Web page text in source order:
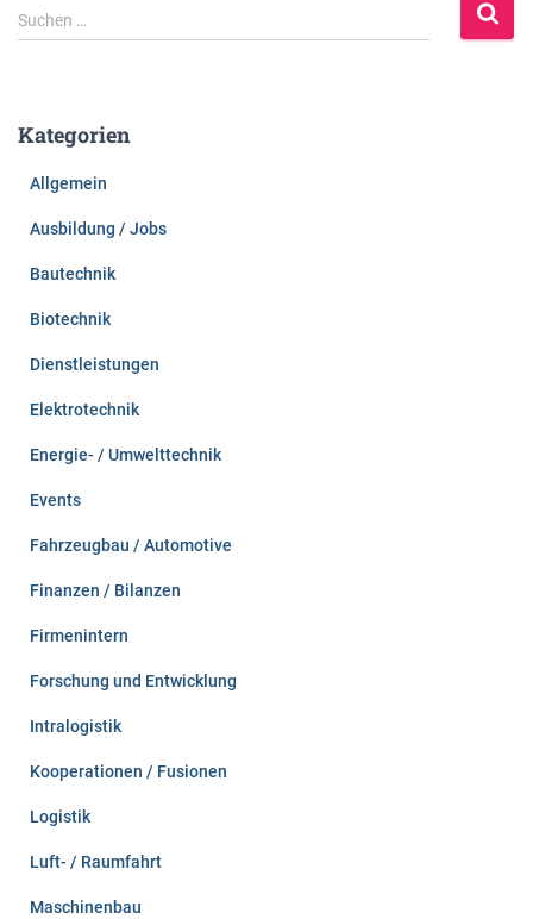
S
u
n
Suchen …
Kategorien
Allgemein
Ausbildung / Jobs
Bautechnik
Biotechnik
Dienstleistungen
Elektrotechnik
Energie- / Umwelttechnik
Events
Fahrzeugbau / Automotive
Finanzen / Bilanzen
Firmenintern
Forschung und Entwicklung
Intralogistik
Kooperationen / Fusionen
Logistik
Luft- / Raumfahrt
Maschinenbau